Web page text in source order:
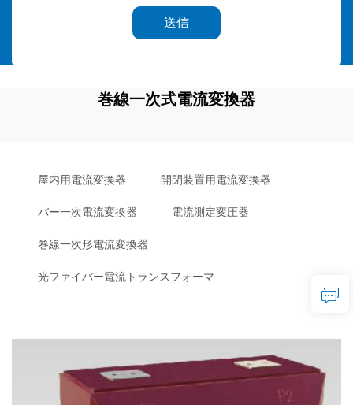
送信
巻線一次式電流変換器
屋内用電流変換器 開閉装置用電流変換器
バー一次電流変換器 電流測定変圧器
巻線一次形電流変換器
光ファイバー電流トランスフォーマ